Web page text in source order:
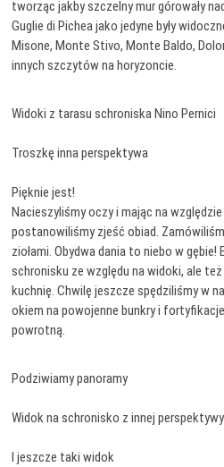
tworząc jakby szczelny mur górowały
Guglie di Pichea jako jedyne były
Misone, Monte Stivo, Monte Baldo,
innych szczytów na horyzoncie.
Widoki z tarasu schroniska Nino Pernici
Troszkę inna perspektywa
Pięknie jest!
Nacieszyliśmy oczy i mając na
postanowiliśmy zjeść obiad.
ziołami. Obydwa dania to niebo w
schronisku ze względu na widoki, ale
kuchnię. Chwilę jeszcze spędziliśmy w
okiem na powojenne bunkry i
powrotną.
Podziwiamy panoramy
Widok na schronisko z innej perspektywy
I jeszcze taki widok